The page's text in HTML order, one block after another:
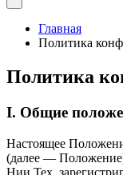
Главная
Политика
Политика
I. Общие
Настоящее
(далее —
Нии Тех,